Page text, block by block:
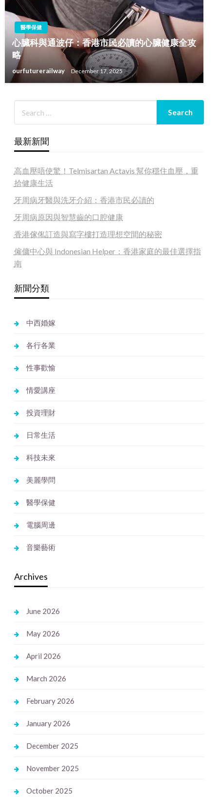
醫學保健
心臟科與通波仔：香港市民必讀的心臟健康全攻
略
ourfuturerailway December 17, 2025
最新新聞
高血壓唔使驚！Telmisartan Actavis 幫你穩住血壓，重
拾健康生活
牙周病牙醫與洗牙介紹：香港市民必讀的
牙周病原因與智慧齒的口腔健康
香港傢俬訂造與寫字樓打造理想空間的秘密
僱傭中心與 Indonesian Helper：香港家庭的最佳選擇指
南
新聞分類
中西婚嫁
各行各業
性事歡愉
情愛講座
投資理財
日常生活
科技未來
美麗學問
醫學保健
電腦周邊
音樂藝術
Archives
June 2026
May 2026
April 2026
March 2026
February 2026
January 2026
December 2025
November 2025
October 2025